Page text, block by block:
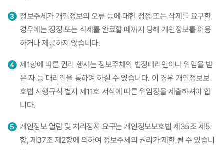
정보주체가 개인정보의 오류 등에 대한 정정 또는 삭제를 요구한
경우에는 정정 또는 삭제를 완료할 때까지 당해 개인정보를 이용
하거나 제공하지 않습니다.
제1항에 따른 권리 행사는 정보주체의 법정대리인이나 위임을 받
은 자 등 대리인을 통하여 하실 수 있습니다. 이 경우 개인정보보
호법 시행규칙 별지 제11호 서식에 따른 위임장을 제출하셔야 합
니다.
개인정보 열람 및 처리정지 요구는 개인정보보호법 제35조 제5
항, 제37조 제2항에 의하여 정보주체의 권리가 제한 될 수 있습니